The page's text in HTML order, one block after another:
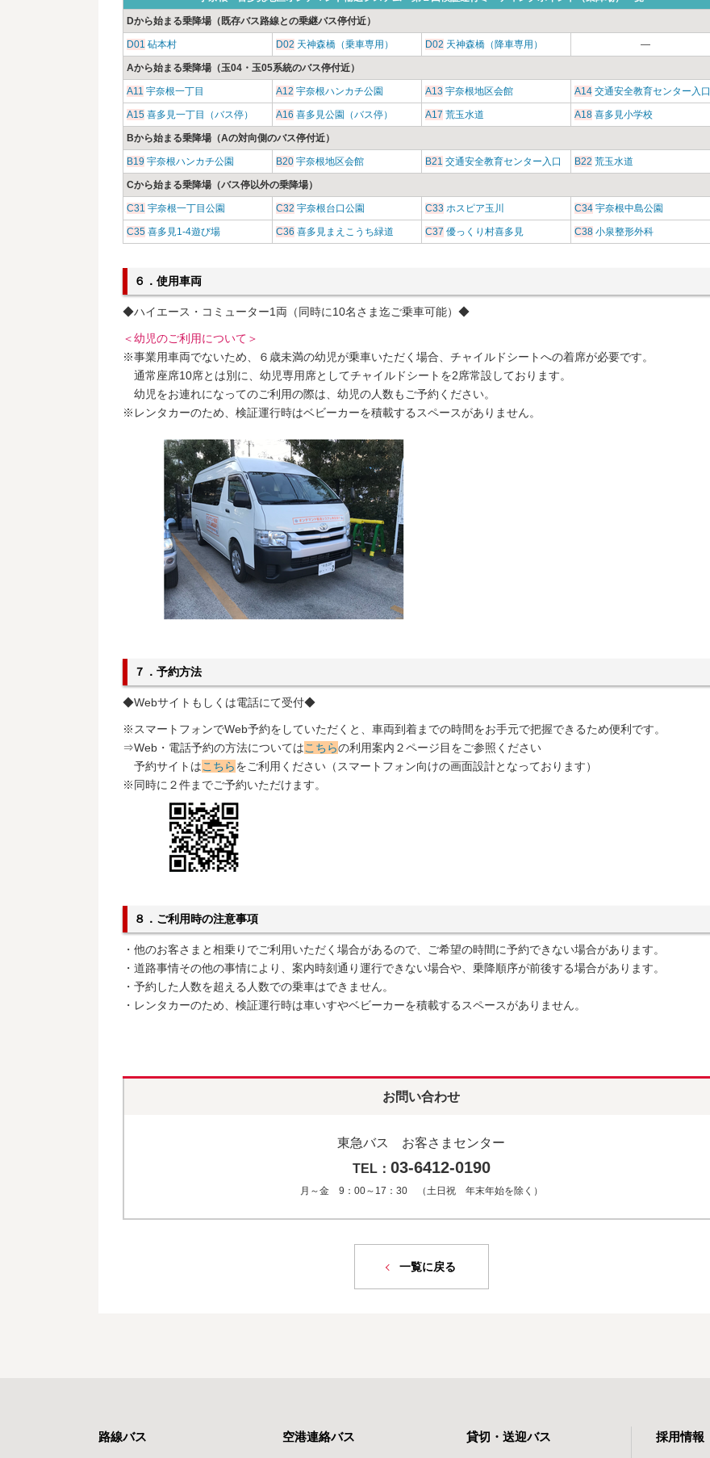
Dから始まる乗降場（既存バス路線との乗継バス停付近）
D01 砧本村 D02 天神森橋（乗車専用） D02 天神森橋（降車専用） ―
Aから始まる乗降場（玉04・玉05系統のバス停付近）
A11 宇奈根一丁目 A12 宇奈根ハンカチ公園 A13 宇奈根地区会館 A14 交通安全教育センター入口
A15 喜多見一丁目（バス停） A16 喜多見公園（バス停） A17 荒玉水道 A18 喜多見小学校
Bから始まる乗降場（Aの対向側のバス停付近）
B19 宇奈根ハンカチ公園 B20 宇奈根地区会館 B21 交通安全教育センター入口 B22 荒玉水道
Cから始まる乗降場（バス停以外の乗降場）
C31 宇奈根一丁目公園 C32 宇奈根台口公園 C33 ホスピア玉川 C34 宇奈根中島公園
C35 喜多見1-4遊び場 C36 喜多見まえこうち緑道 C37 優っくり村喜多見 C38 小泉整形外科
６．使用車両
◆ハイエース・コミューター1両（同時に10名さま迄ご乗車可能）◆
＜幼児のご利用について＞
※事業用車両でないため、６歳未満の幼児が乗車いただく場合、チャイルドシートへの着席が必要です。
通常座席10席とは別に、幼児専用席としてチャイルドシートを2席常設しております。
幼児をお連れになってのご利用の際は、幼児の人数もご予約ください。
※レンタカーのため、検証運行時はベビーカーを積載するスペースがありません。
７．予約方法
◆Webサイトもしくは電話にて受付◆
※スマートフォンでWeb予約をしていただくと、車両到着までの時間をお手元で把握できるため便利です。
⇒Web・電話予約の方法についてはこちらの利用案内２ページ目をご参照ください
予約サイトはこちらをご利用ください（スマートフォン向けの画面設計となっております）
※同時に２件までご予約いただけます。
８．ご利用時の注意事項
・他のお客さまと相乗りでご利用いただく場合があるので、ご希望の時間に予約できない場合があります。
・道路事情その他の事情により、案内時刻通り運行できない場合や、乗降順序が前後する場合があります。
・予約した人数を超える人数での乗車はできません。
・レンタカーのため、検証運行時は車いすやベビーカーを積載するスペースがありません。
お問い合わせ
東急バス お客さまセンター
TEL： 03-6412-0190
月～金 9：00～17：30 （土日祝 年末年始を除く）
一覧に戻る
路線バス 空港連絡バス 貸切・送迎バス 採用情報